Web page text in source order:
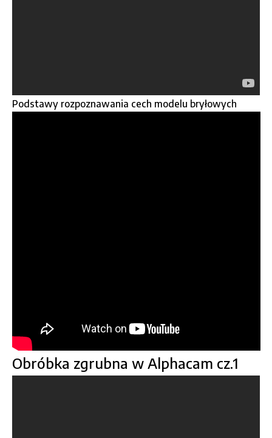
Podstawy rozpoznawania cech modelu bryłowych
Obróbka zgrubna w Alphacam cz.1